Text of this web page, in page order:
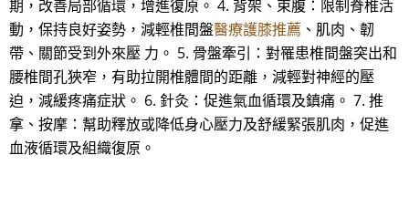
期，改善局部循環，增進復原。 4. 背架、束腹：限制脊椎活
動，保持良好姿勢，減輕椎間盤醫療護膝推薦 、肌肉、韌
帶、關節受到外來壓 力。 5. 骨盤牽引：對罹患椎間盤突出和
腰椎間孔狹窄，有助拉開椎體間的距離，減輕對神經的壓
迫，減緩疼痛症狀。 6. 針灸：促進氣血循環及鎮痛。 7. 推
拿、按摩：幫助釋放或降低身心壓力及舒緩緊張肌肉，促進
血液循環及組織復原。